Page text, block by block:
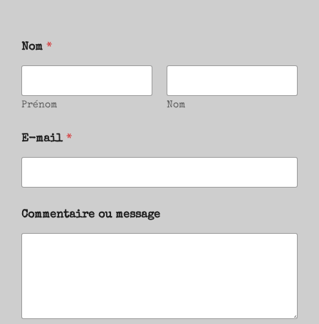
Nom *
Prénom Nom
E-mail *
Commentaire ou message